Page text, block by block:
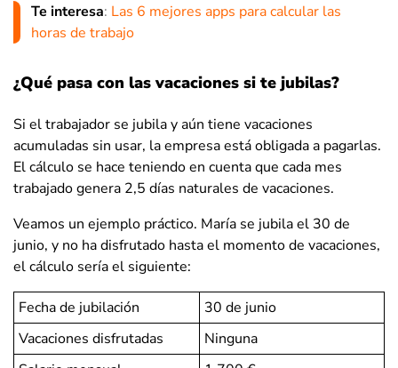
Te interesa: Las 6 mejores apps para calcular las
horas de trabajo
¿Qué pasa con las vacaciones si te jubilas?
Si el trabajador se jubila y aún tiene vacaciones
acumuladas sin usar, la empresa está obligada a pagarlas.
El cálculo se hace teniendo en cuenta que cada mes
trabajado genera 2,5 días naturales de vacaciones.
Veamos un ejemplo práctico. María se jubila el 30 de
junio, y no ha disfrutado hasta el momento de vacaciones,
el cálculo sería el siguiente:
Fecha de jubilación
30 de junio
Vacaciones disfrutadas
Ninguna